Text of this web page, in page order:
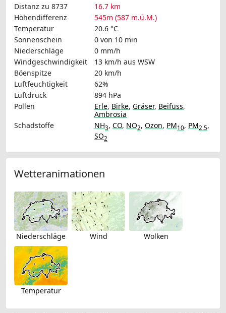
Distanz zu 8737
16.7 km
Höhendifferenz
545m (587 m.ü.M.)
Temperatur
20.6 °C
Sonnenschein
0 von 10 min
Niederschläge
0 mm/h
Windgeschwindigkeit
13 km/h aus WSW
Böenspitze
20 km/h
Luftfeuchtigkeit
62%
Luftdruck
894 hPa
Pollen
Erle, Birke, Gräser, Beifuss,
Ambrosia
Schadstoffe
NH3, CO, NO2, Ozon, PM10, PM2.5,
SO2
Wetteranimationen
Niederschläge Wind Wolken
Temperatur